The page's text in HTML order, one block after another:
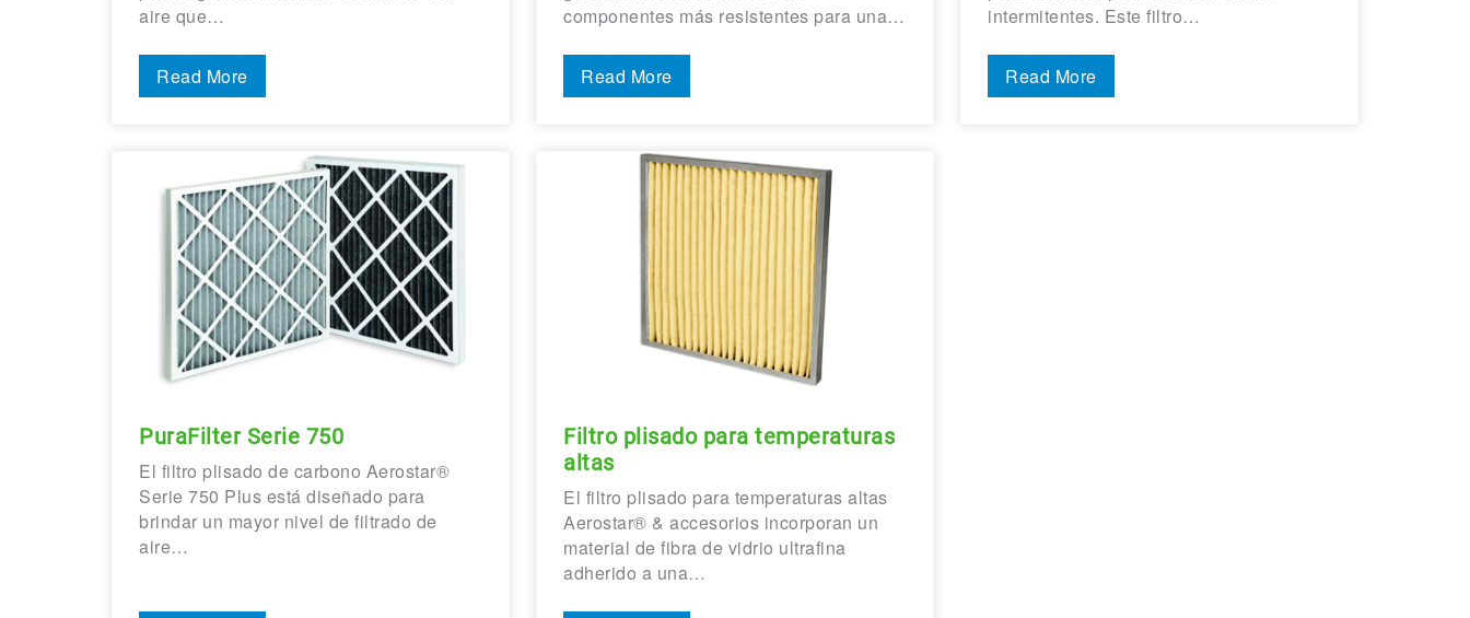
aire que…
Read More
componentes más resistentes para una…
Read More
intermitentes. Este filtro…
Read More
PuraFilter Serie 750
El filtro plisado de carbono Aerostar®
Serie 750 Plus está diseñado para
brindar un mayor nivel de filtrado de
aire…
Filtro plisado para temperaturas
altas
El filtro plisado para temperaturas altas
Aerostar® & accesorios incorporan un
material de fibra de vidrio ultrafina
adherido a una…